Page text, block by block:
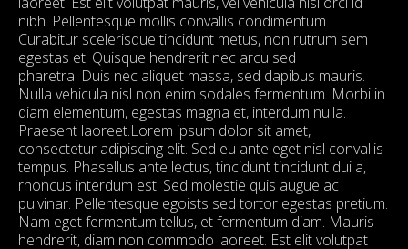
nibh. Pellentesque mollis convallis condimentum.
Curabitur scelerisque tincidunt metus, non rutrum sem
egestas et. Quisque hendrerit nec arcu sed
pharetra. Duis nec aliquet massa, sed dapibus mauris.
Nulla vehicula nisl non enim sodales fermentum. Morbi in
diam elementum, egestas magna et, interdum nulla.
Praesent laoreet.Lorem ipsum dolor sit amet,
consectetur adipiscing elit. Sed eu ante eget nisl convallis
tempus. Phasellus ante lectus, tincidunt tincidunt dui a,
rhoncus interdum est. Sed molestie quis augue ac
pulvinar. Pellentesque egoists sed tortor egestas pretium.
Nam eget fermentum tellus, et fermentum diam. Mauris
hendrerit, diam non commodo laoreet. Est elit volutpat